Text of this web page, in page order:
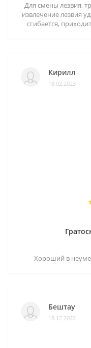
Для смены лезвия,
извлечение лезвия
сгибается,
Кирилл
18.02.2023
Хороший в
Бештау
18.12.2022